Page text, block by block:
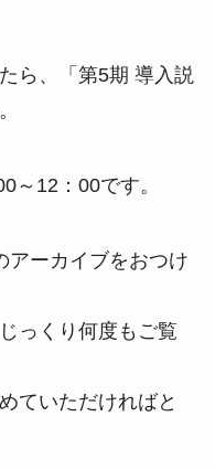
ら、「第5期 導入説
～12：00です。
アーカイブをおつけ
っくり何度もご覧
ていただければと